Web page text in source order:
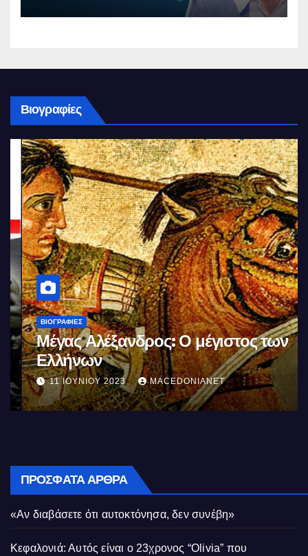
Βιογραφίες
ΒΙΟΓΡΑΦΊΕΣ
Μέγας Αλέξανδρος: Ο μέγιστος των
Ελλήνων
11 ΙΟΥΝΊΟΥ 2023 MACEDONIANET
ΠΡΌΣΦΑΤΑ ΆΡΘΡΑ
«Αν διαβάσετε ότι αυτοκτόνησα, δεν συνέβη»
Κεφαλονιά: Αυτός είναι ο 23χρονος “Olivia” που